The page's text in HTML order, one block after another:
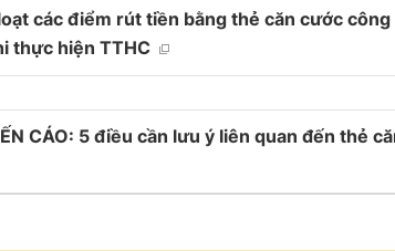
các điểm rút tiền bằng thẻ căn cước công
thực hiện TTHC
CÁO: 5 điều cần lưu ý liên quan đến thẻ